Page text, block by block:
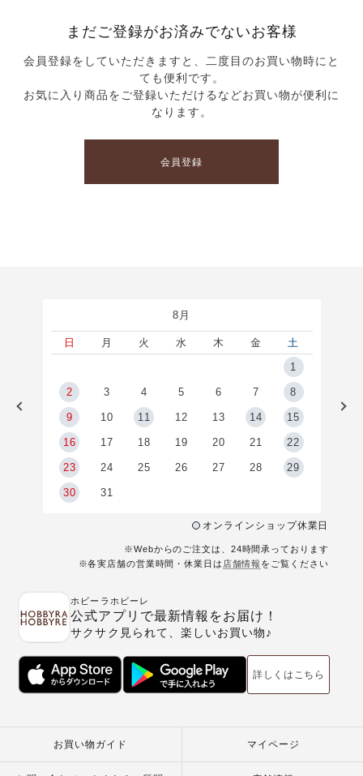
まだご登録がお済みでないお客様
会員登録をしていただきますと、二度目のお買い物時にと
ても便利です。
お気に入り商品をご登録いただけるなどお買い物が便利に
なります。
会員登録
8月
日 月 火 水 木 金
土
1
2 3 4 5 6 7 8
9 10 11 12 13 14 15
16 17 18 19 20 21 22
23 24 25 26 27 28 29
30 31
オンラインショップ休業日
※Webからのご注文は、24時間承っております
※各実店舗の営業時間・休業日は 店舗情報 をご覧ください
ホビーラホビーレ
公式アプリで最新情報をお届け！
サクサク見られて、楽しいお買い物♪
詳しくはこちら
お買い物ガイド マイページ